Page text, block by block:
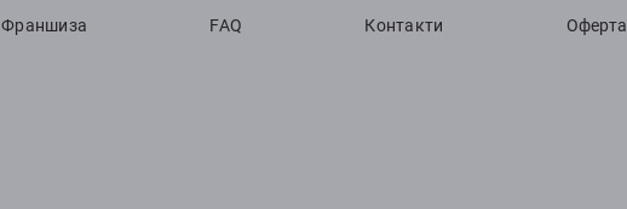
Франшиза FAQ Контакти Оферта